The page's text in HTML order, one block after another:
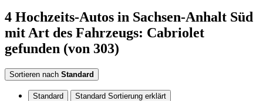
4 Hochzeits-Autos in Sachsen-Anhalt Süd
mit Art des Fahrzeugs: Cabriolet
gefunden (von 303)
Sortieren nach Standard
Standard Standard Sortierung erklärt